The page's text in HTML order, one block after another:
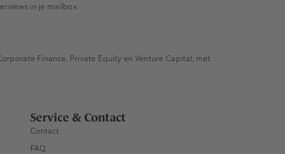
in je mailbox
Service & Contact
Contact
FAQ
Finance, Private Equity en Venture Capital, met